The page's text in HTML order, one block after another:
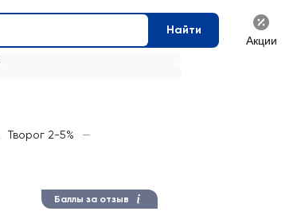
Найти
Акции
Творог 2-5%
—
Баллы за отзыв